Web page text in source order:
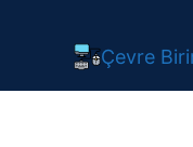
Çevre